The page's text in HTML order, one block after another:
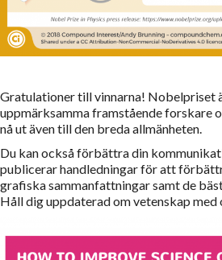
Gratulationer till vinnarna! Nobelpriset
uppmärksamma framstående forskare
nå ut även till den breda allmänheten.
Du kan också förbättra din
publicerar handledningar för att
grafiska sammanfattningar samt de
Håll dig uppdaterad om vetenskap med